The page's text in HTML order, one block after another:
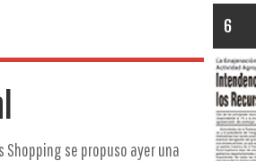
se propuso ayer una